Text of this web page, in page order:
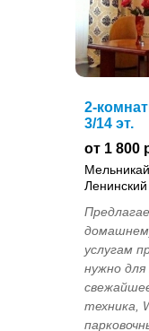
2-
3/14 эт.
от 1 800
услугам
нужно
техника,